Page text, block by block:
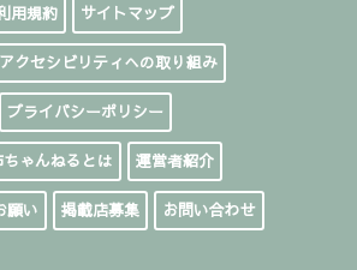
用規約 サイトマップ
クセシビリティへの取り組み
プライバシーポリシー
ゃんねるとは 運営者紹介
願い 掲載店募集 お問い合わせ